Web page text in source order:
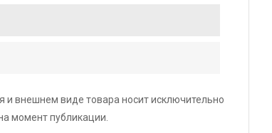
и внешнем виде товара носит исключительно
момент публикации.